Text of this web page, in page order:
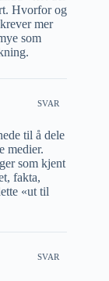
Hvorfor og
mer
som
SVAR
til å dele
medier.
som kjent
fakta,
«ut til
SVAR